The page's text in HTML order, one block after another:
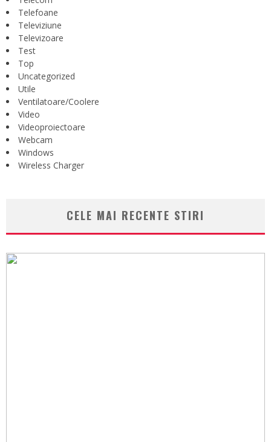
Telefoane
Televiziune
Televizoare
Test
Top
Uncategorized
Utile
Ventilatoare/Coolere
Video
Videoproiectoare
Webcam
Windows
Wireless Charger
CELE MAI RECENTE STIRI